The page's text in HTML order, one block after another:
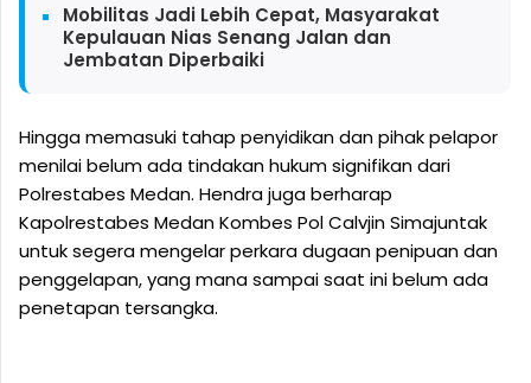
Mobilitas Jadi Lebih Cepat, Masyarakat
Kepulauan Nias Senang Jalan dan
Jembatan Diperbaiki
Hingga memasuki tahap penyidikan dan pihak pelapor
menilai belum ada tindakan hukum signifikan dari
Polrestabes Medan. Hendra juga berharap
Kapolrestabes Medan Kombes Pol Calvjin Simajuntak
untuk segera mengelar perkara dugaan penipuan dan
penggelapan, yang mana sampai saat ini belum ada
penetapan tersangka.